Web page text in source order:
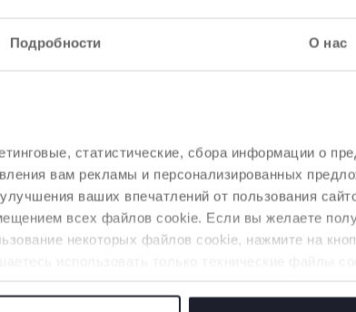
Подробности О нас
статистические, сбора информации о
вам рекламы и персонализированных
ваших впечатлений от пользования
всех файлов cookie. Если вы желаете
некоторых файлов cookie, нажмите на